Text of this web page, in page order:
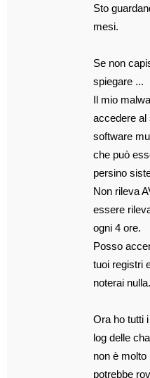
Sto
mesi.
Se non
spiegare ...
Il mio
accedere al
software
che può
persino
Non rileva
essere
ogni 4 ore.
Posso
tuoi registri
noterai nulla.
Ora ho tutti
log delle
non è
potrebbe